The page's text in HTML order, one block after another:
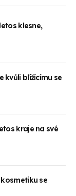
klesne,
kvůli blížícímu se
kraje na své
se